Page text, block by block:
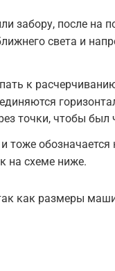
забору, после на
света и
к
точки, чтобы был
обозначается
на схеме ниже.
как размеры